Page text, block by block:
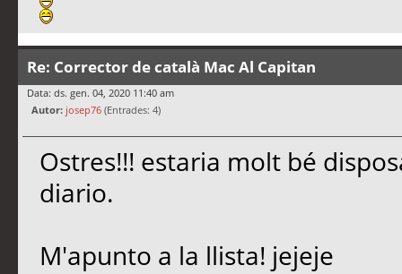
Re: Corrector de català Mac Al Capitan
Data: ds. gen. 04, 2020 11:40 am
Autor: josep76 (Entrades: 4)
Ostres!!! estaria molt bé
diario.
M'apunto a la llista! jejeje